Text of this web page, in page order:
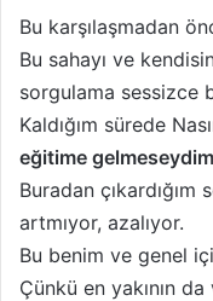
Bu karşılaşmadan
Bu sahayı ve
sorgulama sessizce
Kaldığım sürede
eğitime
Buradan çıkardığım
artmıyor, azalıyor.
Bu benim ve genel
Çünkü en yakının